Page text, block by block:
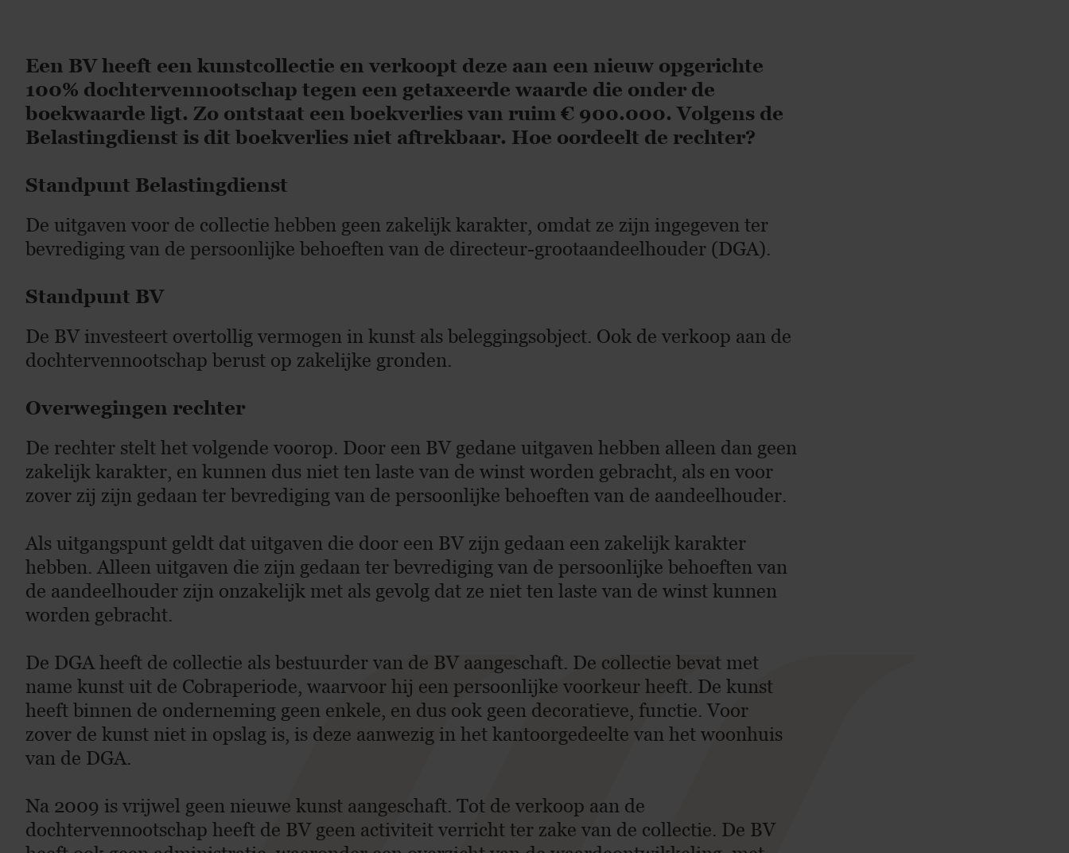
Een BV heeft een kunstcollectie en verkoopt deze aan een nieuw opgerichte
100% dochtervennootschap tegen een getaxeerde waarde die onder de
boekwaarde ligt. Zo ontstaat een boekverlies van ruim € 900.000. Volgens de
Belastingdienst is dit boekverlies niet aftrekbaar. Hoe oordeelt de rechter?
Standpunt Belastingdienst
De uitgaven voor de collectie hebben geen zakelijk karakter, omdat ze zijn ingegeven ter
bevrediging van de persoonlijke behoeften van de directeur-grootaandeelhouder (DGA).
Standpunt BV
De BV investeert overtollig vermogen in kunst als beleggingsobject. Ook de verkoop aan de
dochtervennootschap berust op zakelijke gronden.
Overwegingen rechter
De rechter stelt het volgende voorop. Door een BV gedane uitgaven hebben alleen dan geen
zakelijk karakter, en kunnen dus niet ten laste van de winst worden gebracht, als en voor
zover zij zijn gedaan ter bevrediging van de persoonlijke behoeften van de aandeelhouder.
Als uitgangspunt geldt dat uitgaven die door een BV zijn gedaan een zakelijk karakter
hebben. Alleen uitgaven die zijn gedaan ter bevrediging van de persoonlijke behoeften van
de aandeelhouder zijn onzakelijk met als gevolg dat ze niet ten laste van de winst kunnen
worden gebracht.
De DGA heeft de collectie als bestuurder van de BV aangeschaft. De collectie bevat met
name kunst uit de Cobraperiode, waarvoor hij een persoonlijke voorkeur heeft. De kunst
heeft binnen de onderneming geen enkele, en dus ook geen decoratieve, functie. Voor
zover de kunst niet in opslag is, is deze aanwezig in het kantoorgedeelte van het woonhuis
van de DGA.
Na 2009 is vrijwel geen nieuwe kunst aangeschaft. Tot de verkoop aan de
dochtervennootschap heeft de BV geen activiteit verricht ter zake van de collectie. De BV